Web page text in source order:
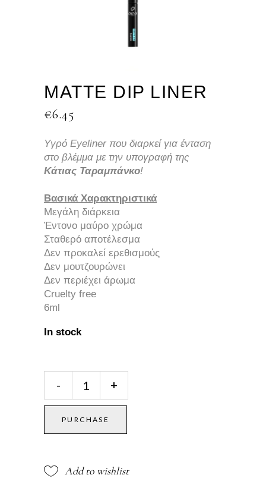
MATTE DIP LINER
€6.45
Υγρό Eyeliner που διαρκεί για ένταση
στο βλέμμα με την υπογραφή της
Κάτιας Ταραμπάνκο!
Βασικά Χαρακτηριστικά
Μεγάλη διάρκεια
Έντονο μαύρο χρώμα
Σταθερό αποτέλεσμα
Δεν προκαλεί ερεθισμούς
Δεν μουτζουρώνει
Δεν περιέχει άρωμα
Cruelty free
6ml
In stock
Dip
Liner
quantity
- +
PURCHASE
Add to wishlist